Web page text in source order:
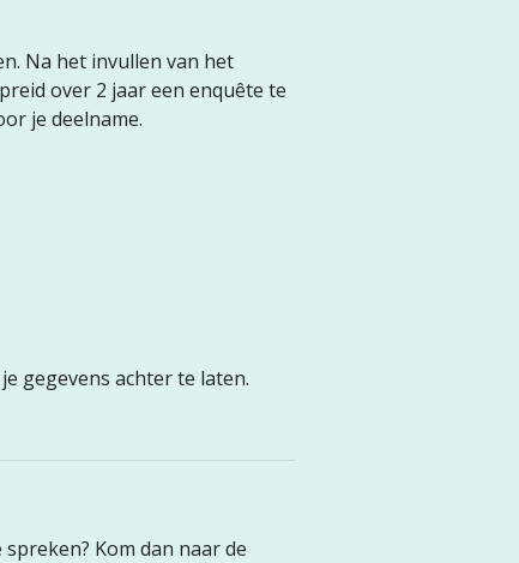
Na het invullen van het
over 2 jaar een enquête te
je deelname.
gegevens achter te laten.
Kom dan naar de